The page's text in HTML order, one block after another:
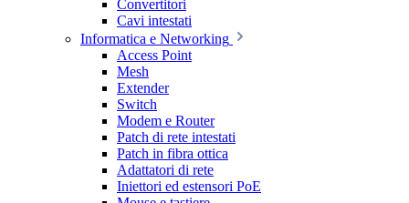
Convertitori
Cavi intestati
Informatica e Networking
Access Point
Mesh
Extender
Switch
Modem e Router
Patch di rete intestati
Patch in fibra ottica
Adattatori di rete
Iniettori ed estensori PoE